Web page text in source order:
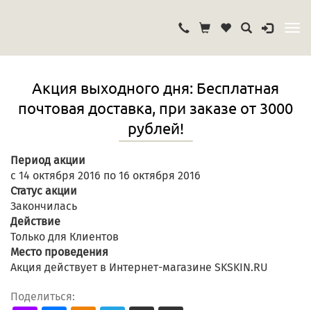
Акция выходного дня: Бесплатная
почтовая доставка, при заказе от 3000
рублей!
Период акции
с 14 октября 2016 по 16 октября 2016
Статус акции
Закончилась
Действие
Только для Клиентов
Место проведения
Акция действует в Интернет-магазине SKSKIN.RU
Поделиться: